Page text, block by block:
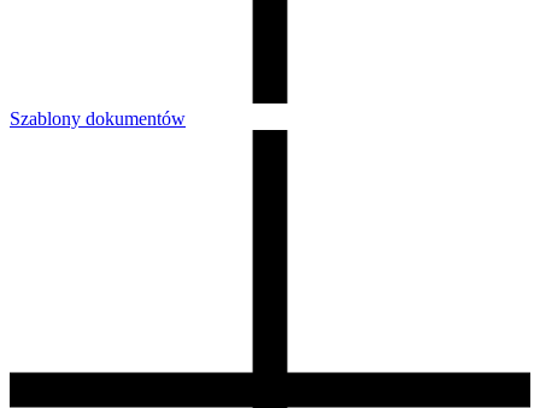
Szablony dokumentów